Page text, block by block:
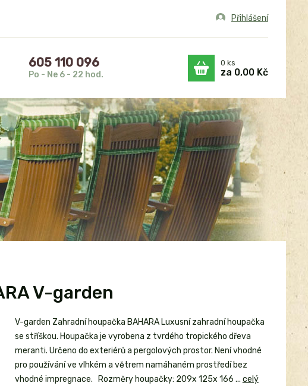
Přihlášení
605 110 096
Po - Ne 6 - 22 hod.
0 ks
za 0,00 Kč
V-garden
V-garden Zahradní houpačka BAHARA Luxusní zahradní houpačka
se stříškou. Houpačka je vyrobena z tvrdého tropického dřeva
meranti. Určeno do exteriérů a pergolových prostor. Není vhodné
pro používání ve vlhkém a větrem namáhaném prostředí bez
vhodné impregnace. Rozměry houpačky: 209x 125x 166 ... celý